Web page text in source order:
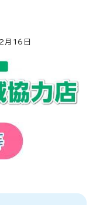
月 16 日